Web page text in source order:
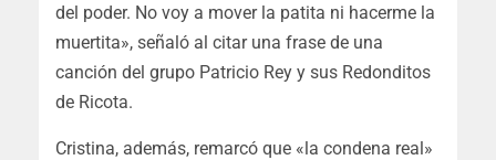
del poder. No voy a mover la patita ni hacerme la
muertita», señaló al citar una frase de una
canción del grupo Patricio Rey y sus Redonditos
de Ricota.
Cristina, además, remarcó que «la condena real»